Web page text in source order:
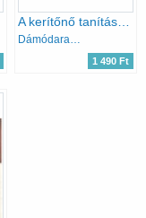
A kerítőnő tanítása + Anangaranga avagy a szerelmi játékok istenének színpada
1 490 Ft